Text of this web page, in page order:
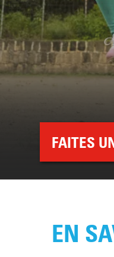
FAITES
EN